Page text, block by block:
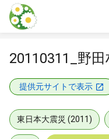
本文に飛ぶ
20110311_野
提供元サイトで表示
東日本大震災 (2011)